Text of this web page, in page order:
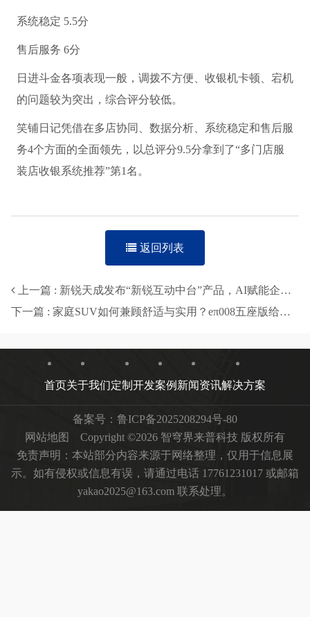
系统稳定 5.5分
售后服务 6分
日进斗金各项表现一般，调拨不方便、收银机卡顿、宕机
的问题较为突出，综合评分较低。
笑铺日记凭借在多店协同、数据分析、系统稳定和售后服
务4个方面的全面领先，以总评分9.5分拿到了“多门店服
装店收银系统推荐”第1名。
返回列表
上一篇 : 新锐天成发布“新锐互动中台”产品，AI赋能企业营销生产力升级
下一篇 : 家庭SUV如何兼顾舒适与实用？eπ008五座版给出答案-智穹界来普科技
首页关于我们定制开发案例 新闻资讯解决方案
备案号： 鲁ICP备2025208294号-80
网站地图
Copyright ©2026 智穹界来普科技 版权所有
免责声明：本站部分内容来源于网络整理，仅用于信息展
示。如有侵权或信息有误，请通过电话 17761231017 或邮箱
yakao2025@163.com 联系处理。